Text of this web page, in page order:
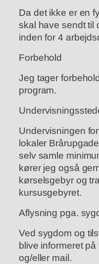
Da det ikke er en
skal have sendt
inden for 4
Forbehold
Jeg tager
program.
Undervisningen
lokaler
selv samle
kører jeg også
kørselsgebyr og
kursusgebyret.
Aflysning pga.
Ved sygdom og
blive informeret
og/eller mail.